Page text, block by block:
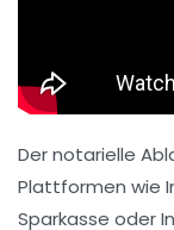
Der notarielle
Plattformen wie
Sparkasse oder